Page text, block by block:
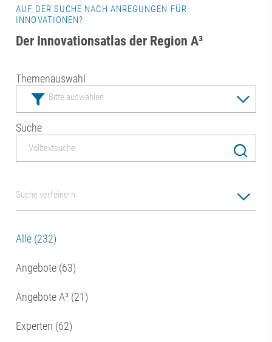
AUF DER SUCHE NACH ANREGUNGEN FÜR
INNOVATIONEN?
Der Innovationsatlas der Region A³
Themenauswahl
Suche
Alle (232)
Angebote (63)
Angebote A³ (21)
Experten (62)